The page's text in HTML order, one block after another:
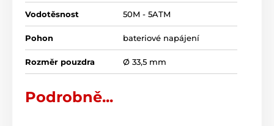
Vodotěsnost 50M - 5ATM
Pohon bateriové napájení
Rozměr pouzdra Ø 33,5 mm
Podrobně...